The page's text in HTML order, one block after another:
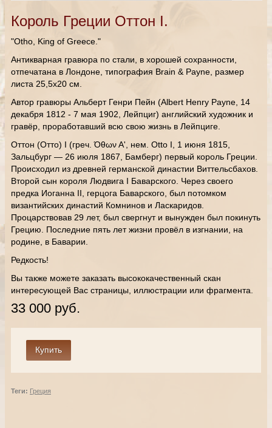
Король Греции Оттон I.
"Otho, King of Greece."
Антикварная гравюра по стали, в хорошей сохранности,
отпечатана в Лондоне, типография Brain & Payne, размер
листа 25,5х20 см.
Автор гравюры Альберт Генри Пейн (Albert Henry Payne, 14
декабря 1812 - 7 мая 1902, Лейпциг) английский художник и
гравёр, проработавший всю свою жизнь в Лейпциге.
Оттон (Отто) I (греч. Όθων Αʹ, нем. Otto I, 1 июня 1815,
Зальцбург — 26 июля 1867, Бамберг) первый король Греции.
Происходил из древней германской династии Виттельсбахов.
Второй сын короля Людвига I Баварского. Через своего
предка Иоганна II, герцога Баварского, был потомком
византийских династий Комнинов и Ласкаридов.
Процарствовав 29 лет, был свергнут и вынужден был покинуть
Грецию. Последние пять лет жизни провёл в изгнании, на
родине, в Баварии.
Редкость!
Вы также можете заказать высококачественный скан
интересующей Вас страницы, иллюстрации или фрагмента.
33 000 руб.
Теги: Греция